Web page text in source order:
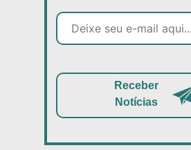
Receber
Notícias